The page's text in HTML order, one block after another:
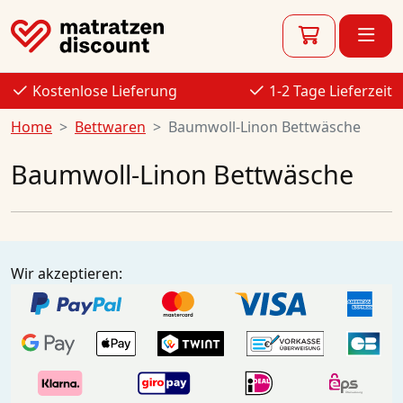
Kostenlose Lieferung
1-2 Tage Lieferzeit
Home
Bettwaren Baumwoll-Linon Bettwäsche
Baumwoll-Linon Bettwäsche
Wir akzeptieren: